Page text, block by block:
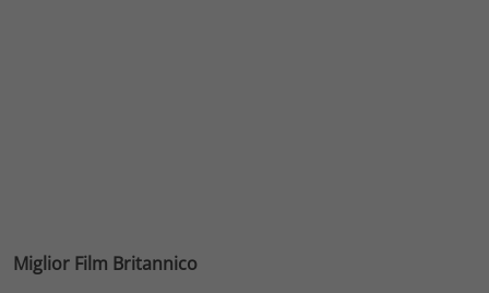
Miglior Film Britannico